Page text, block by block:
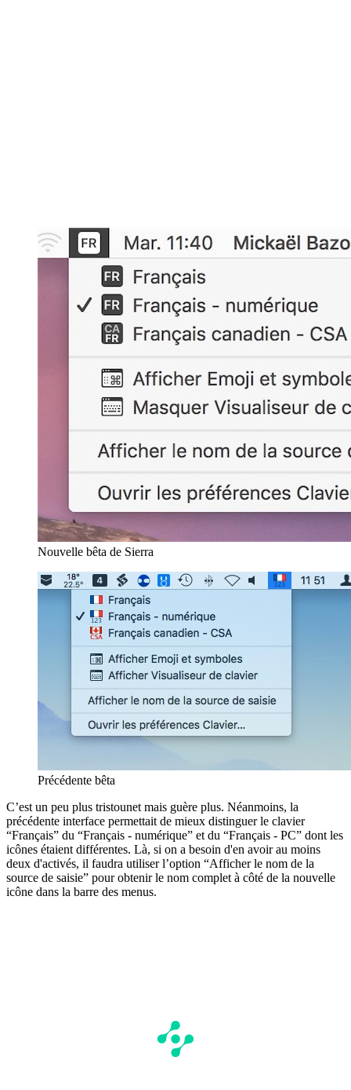
Nouvelle bêta de Sierra
Précédente bêta
C’est un peu plus tristounet mais guère plus. Néanmoins, la
précédente interface permettait de mieux distinguer le clavier
“Français” du “Français - numérique” et du “Français - PC” dont les
icônes étaient différentes. Là, si on a besoin d'en avoir au moins
deux d'activés, il faudra utiliser l’option “Afficher le nom de la
source de saisie” pour obtenir le nom complet à côté de la nouvelle
icône dans la barre des menus.